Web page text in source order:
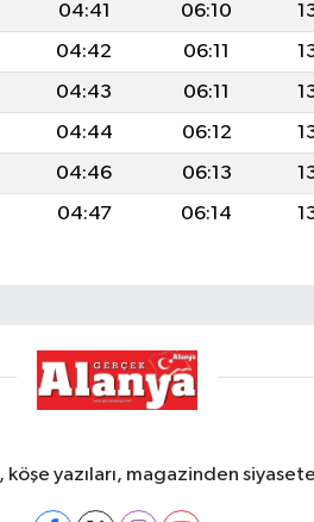
04:41 06:10
04:42 06:11
04:43 06:11
04:44 06:12
04:46 06:13
04:47 06:14
yazıları, magazinden